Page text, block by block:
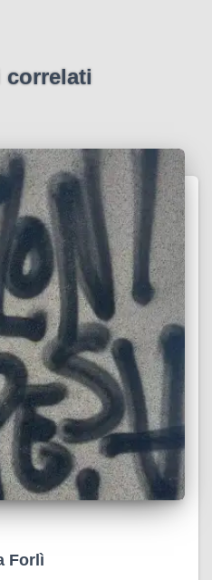
Forlì